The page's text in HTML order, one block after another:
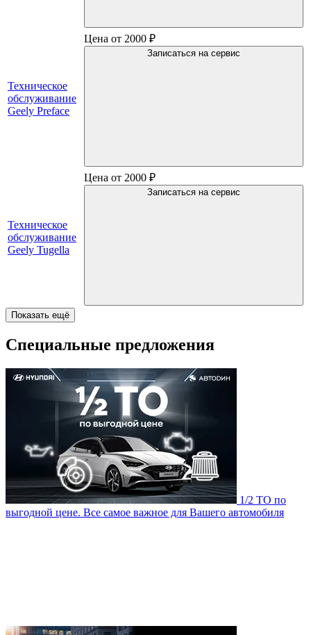
Техническое
обслуживание
Geely Preface
Цена от 2000 ₽
Записаться на сервис
Техническое
обслуживание
Geely Tugella
Цена от 2000 ₽
Записаться на сервис
Показать ещё
Специальные предложения
1/2 ТО по
выгодной цене. Все самое важное для Вашего автомобиля